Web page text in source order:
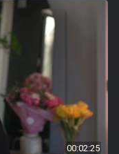
00:02:25